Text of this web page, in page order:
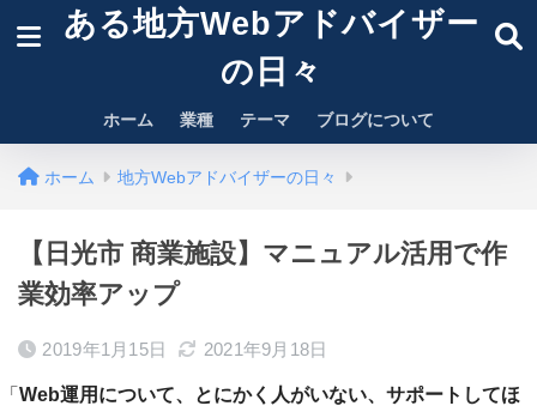
ある地方Webアドバイザー
の日々
ホーム 業種 テーマ ブログについて
ホーム 地方Webアドバイザーの日々
【日光市 商業施設】マニュアル活用で作
業効率アップ
2019年1月15日 2021年9月18日
「 Web運用について、とにかく人がいない、サポートしてほ